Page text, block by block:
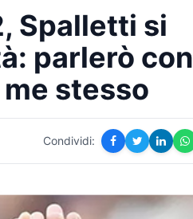
Spalletti si
parlerò con
stesso
Condividi: